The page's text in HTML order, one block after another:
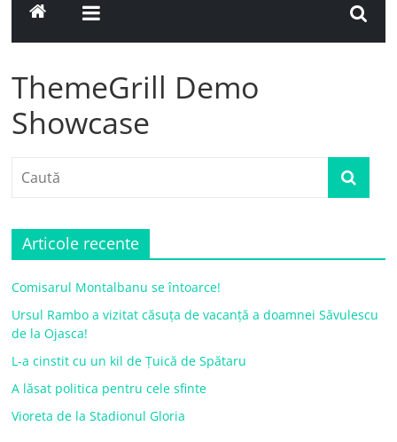
ThemeGrill Demo
Showcase
Articole recente
Comisarul Montalbanu se întoarce!
Ursul Rambo a vizitat căsuța de vacanță a doamnei Săvulescu
de la Ojasca!
L-a cinstit cu un kil de Țuică de Spătaru
A lăsat politica pentru cele sfinte
Vioreta de la Stadionul Gloria